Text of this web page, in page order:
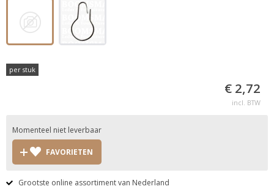
per stuk
€ 2,72
incl. BTW
Momenteel niet leverbaar
FAVORIETEN
Grootste online assortiment van Nederland